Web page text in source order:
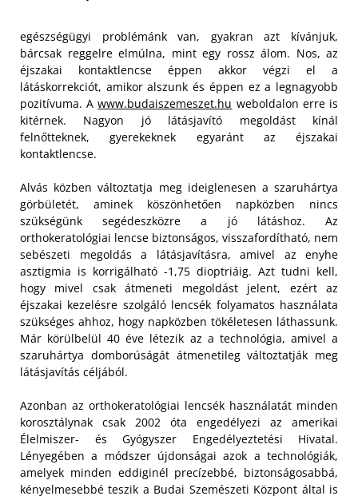
egészségügyi problémánk van, gyakran azt kívánjuk,
bárcsak reggelre elmúlna, mint egy rossz álom. Nos, az
éjszakai kontaktlencse éppen akkor végzi el a
látáskorrekciót, amikor alszunk és éppen ez a legnagyobb
pozitívuma. Awww.budaiszemeszet.hu weboldalon erre is
kitérnek. Nagyon jó látásjavító megoldást kínál
felnőtteknek, gyerekeknek egyaránt az éjszakai
kontaktlencse.
Alvás közben változtatja meg ideiglenesen a szaruhártya
görbületét, aminek köszönhetően napközben nincs
szükségünk segédeszközre a jó látáshoz. Az
orthokeratológiai lencse biztonságos, visszafordítható, nem
sebészeti megoldás a látásjavításra, amivel az enyhe
asztigmia is korrigálható -1,75 dioptriáig. Azt tudni kell,
hogy mivel csak átmeneti megoldást jelent, ezért az
éjszakai kezelésre szolgáló lencsék folyamatos használata
szükséges ahhoz, hogy napközben tökéletesen láthassunk.
Már körülbelül 40 éve létezik az a technológia, amivel a
szaruhártya domborúságát átmenetileg változtatják meg
látásjavítás céljából.
Azonban az orthokeratológiai lencsék használatát minden
korosztálynak csak 2002 óta engedélyezi az amerikai
Élelmiszer- és Gyógyszer Engedélyeztetési Hivatal.
Lényegében a módszer újdonságai azok a technológiák,
amelyek minden eddiginél precízebbé, biztonságosabbá,
kényelmesebbé teszik a Budai Szemészeti Központ által is